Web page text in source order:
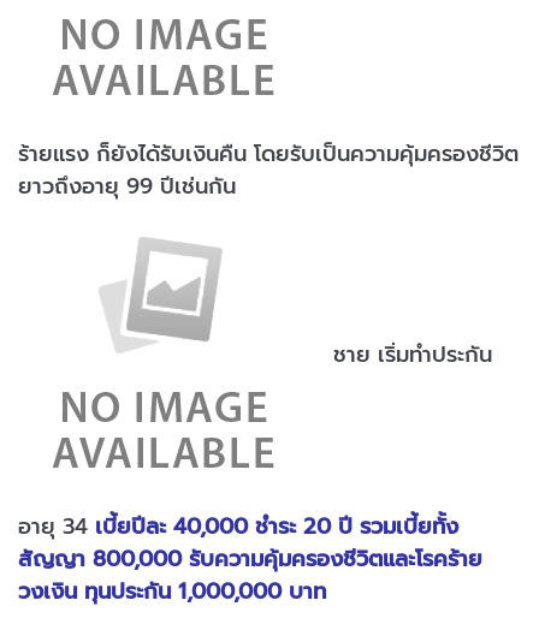
ร้ายแรง ก็ยังได้รับเงินคืน โดยรับเป็นความคุ้มครองชีวิต
ยาวถึงอายุ 99 ปีเช่นกัน
ชาย เริ่มทำประกัน
อายุ 34 เบี้ยปีละ 40,000 ชำระ 20 ปี รวมเบี้ยทั้ง
สัญญา 800,000 รับความคุ้มครองชีวิตและโรคร้าย
วงเงิน ทุนประกัน 1,000,000 บาท